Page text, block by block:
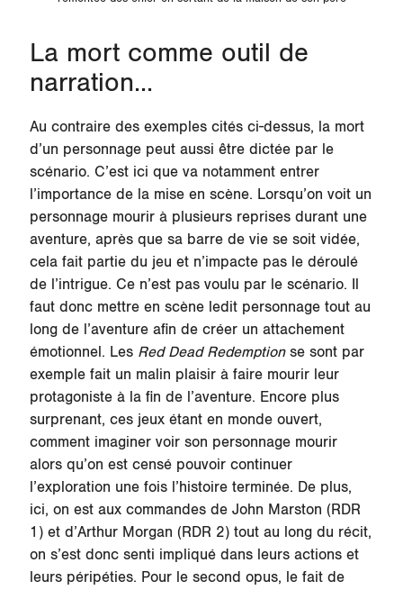
La mort comme outil de
narration...
Au contraire des exemples cités ci-dessus, la mort
d’un personnage peut aussi être dictée par le
scénario. C’est ici que va notamment entrer
l’importance de la mise en scène. Lorsqu’on voit un
personnage mourir à plusieurs reprises durant une
aventure, après que sa barre de vie se soit vidée,
cela fait partie du jeu et n’impacte pas le déroulé
de l’intrigue. Ce n’est pas voulu par le scénario. Il
faut donc mettre en scène ledit personnage tout au
long de l’aventure afin de créer un attachement
émotionnel. Les Red Dead Redemptionse sont par
exemple fait un malin plaisir à faire mourir leur
protagoniste à la fin de l’aventure. Encore plus
surprenant, ces jeux étant en monde ouvert,
comment imaginer voir son personnage mourir
alors qu’on est censé pouvoir continuer
l’exploration une fois l’histoire terminée. De plus,
ici, on est aux commandes de John Marston (RDR
1) et d’Arthur Morgan (RDR 2) tout au long du récit,
on s’est donc senti impliqué dans leurs actions et
leurs péripéties. Pour le second opus, le fait de